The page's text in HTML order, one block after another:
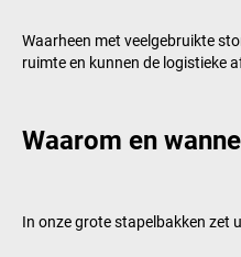
Waarheen met veelgebruikte
ruimte en kunnen de logistieke
Waarom en
In onze grote stapelbakken zet